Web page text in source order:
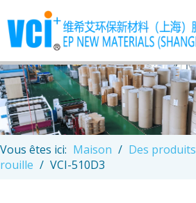
Vous êtes ici: Maison / Des produits
rouille / VCI-510D3